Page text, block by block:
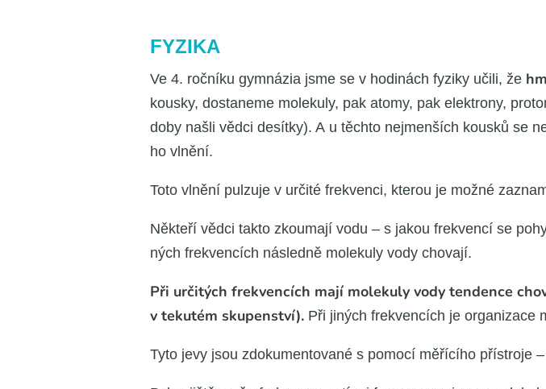
FYZIKA
Ve 4. roč­ní­ku gym­ná­zia jsme se v hodi­nách fyzi­ky uči­li, že
kous­ky, dosta­ne­me mole­ku­ly, pak ato­my, pak elek­tro­ny,
doby našli věd­ci desít­ky). A u těch­to nejmen­ších kous­ků se
ho vlně­ní.
Toto vlně­ní pul­zu­je v urči­té frek­ven­ci, kte­rou je mož­né
Někte­ří věd­ci tak­to zkou­ma­jí vodu – s jakou frek­ven­cí se
ných frek­ven­cích násled­ně mole­ku­ly vody cho­va­jí.
Při urči­tých frek­ven­cích mají mole­ku­ly vody ten­den­ce
v teku­tém sku­pen­ství). Při jiných frek­ven­cích je orga­ni­za­ce
Tyto jevy jsou zdo­ku­men­to­va­né s pomo­cí měří­cí­ho pří­stro­je